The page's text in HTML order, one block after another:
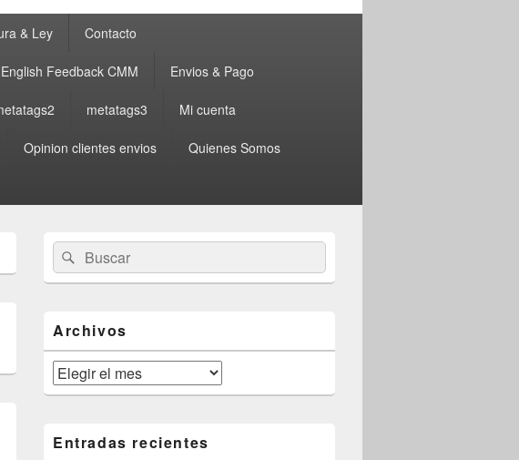
& Ley Contacto
English Feedback CMM Envios & Pago
metatags3 Mi cuenta
Opinion clientes envios Quienes Somos
área
de
widget
lateral
primaria
Buscar
por:
Buscar
Archivos
Archivos
Entradas recientes